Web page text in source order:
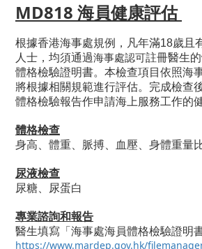
MD818 海員健康評估
根據香港海事處規例， 凡年滿18歲且
人士，均須通過海事處認可註冊醫生
體格檢驗證明書。
本檢查項目依照海
將根據相關規範進行評估。 完成檢查
體格檢驗報告作申請海上服務工作的
體格檢查
身高、體重、脈搏、血壓、身體重量
尿液檢查
尿糖、尿蛋白
專業諮詢和報告
醫生填寫 「海事處海員體格檢驗證明
https://www.mardep.gov.hk/